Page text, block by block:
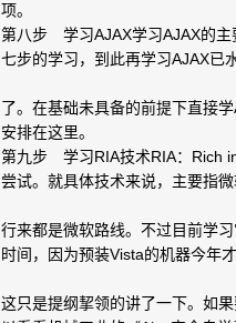
项。
第八步 学习AJAX学习AJAX的主
七步的学习，到此再学习AJAX已
了。在基础未具备的前提下直接
安排在这里。
第九步 学习RIA技术RIA：Rich
尝试。就具体技术来说，主要指
行来都是微软路线。不过目前学
时间，因为预装Vista的机器今年
这只是提纲挈领的讲了一下。如